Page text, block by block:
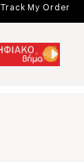
Track My Order